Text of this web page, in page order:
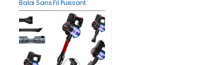
Balai Sans Fil Puissant
30Kpa Léger Et Silencieux
Avec Eclairage LED